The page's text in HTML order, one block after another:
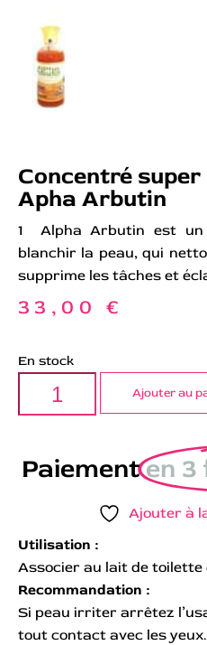
Concentré
Apha Arbutin
1 Alpha Arbutin est un
blanchir la peau, qui
supprime les tâches et
33,00 €
En stock
Ajouter au
Paiementen
Ajouter à
Utilisation :
Associer au lait de
Recommandation :
Si peau irriter arrêtez
tout contact avec les yeux.